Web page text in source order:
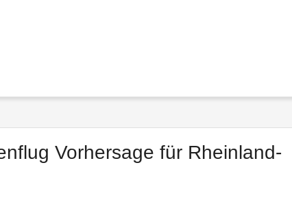
Vorhersage für Rheinland-